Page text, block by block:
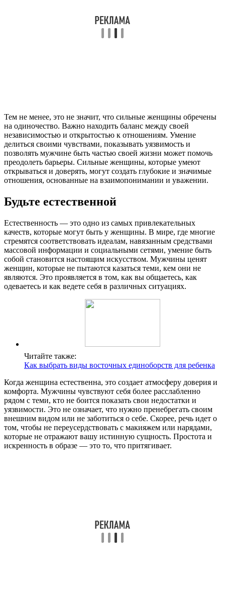
Тем не менее, это не значит, что сильные женщины обречены
на одиночество. Важно находить баланс между своей
независимостью и открытостью к отношениям. Умение
делиться своими чувствами, показывать уязвимость и
позволять мужчине быть частью своей жизни может помочь
преодолеть барьеры. Сильные женщины, которые умеют
открываться и доверять, могут создать глубокие и значимые
отношения, основанные на взаимопонимании и уважении.
Будьте естественной
Естественность — это одно из самых привлекательных
качеств, которые могут быть у женщины. В мире, где многие
стремятся соответствовать идеалам, навязанным средствами
массовой информации и социальными сетями, умение быть
собой становится настоящим искусством. Мужчины ценят
женщин, которые не пытаются казаться теми, кем они не
являются. Это проявляется в том, как вы общаетесь, как
одеваетесь и как ведете себя в различных ситуациях.
Читайте также:
Как выбрать виды восточных единоборств для ребенка
Когда женщина естественна, это создает атмосферу доверия и
комфорта. Мужчины чувствуют себя более расслабленно
рядом с теми, кто не боится показать свои недостатки и
уязвимости. Это не означает, что нужно пренебрегать своим
внешним видом или не заботиться о себе. Скорее, речь идет о
том, чтобы не переусердствовать с макияжем или нарядами,
которые не отражают вашу истинную сущность. Простота и
искренность в образе — это то, что притягивает.